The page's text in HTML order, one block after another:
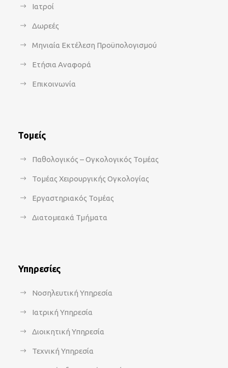
Ιατροί
Δωρεές
Μηνιαία Εκτέλεση Προϋπολογισμού
Ετήσια Αναφορά
Επικοινωνία
Τομείς
Παθολογικός – Ογκολογικός Τομέας
Τομέας Χειρουργικής Ογκολογίας
Εργαστηριακός Τομέας
Διατομεακά Τμήματα
Υπηρεσίες
Νοσηλευτική Υπηρεσία
Ιατρική Υπηρεσία
Διοικητική Υπηρεσία
Τεχνική Υπηρεσία